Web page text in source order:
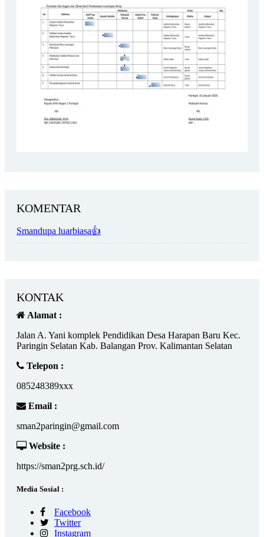
KOMENTAR
Smandupa luarbiasa👍
KONTAK
Alamat :
Jalan A. Yani komplek Pendidikan Desa Harapan Baru Kec.
Paringin Selatan Kab. Balangan Prov. Kalimantan Selatan
Telepon :
085248389xxx
Email :
sman2paringin@gmail.com
Website :
https://sman2prg.sch.id/
Media Sosial :
Facebook
Twitter
Instagram